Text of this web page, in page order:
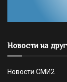
Новости на
Новости СМИ2